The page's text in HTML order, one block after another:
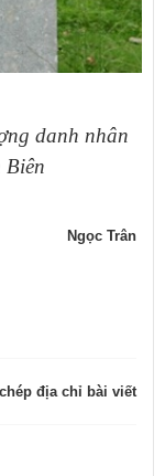
danh nhân
Biên
Ngọc Trân
địa chỉ bài viết